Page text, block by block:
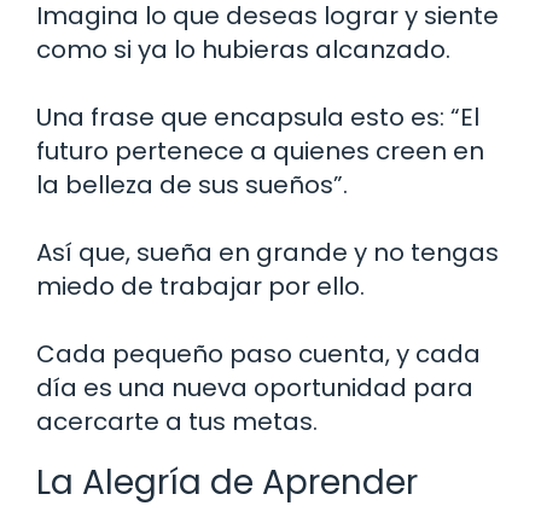
Imagina lo que deseas lograr y siente
como si ya lo hubieras alcanzado.
Una frase que encapsula esto es: “El
futuro pertenece a quienes creen en
la belleza de sus sueños”.
Así que, sueña en grande y no tengas
miedo de trabajar por ello.
Cada pequeño paso cuenta, y cada
día es una nueva oportunidad para
acercarte a tus metas.
La Alegría de Aprender